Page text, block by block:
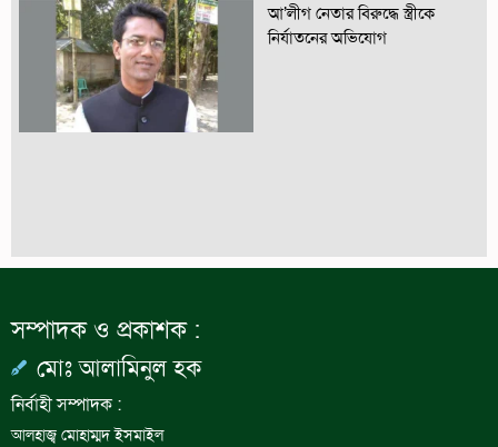
আ’লীগ নেতার বিরুদ্ধে স্ত্রীকে
নির্যাতনের অভিযোগ
সম্পাদক ও প্রকাশক :
মোঃ আলামিনুল হক
নির্বাহী সম্পাদক :
আলহাজ্ব মোহাম্মদ ইসমাইল